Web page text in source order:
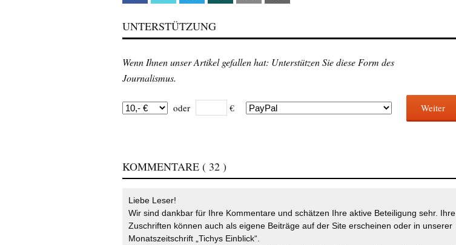
UNTERSTÜTZUNG
Wenn Ihnen unser Artikel gefallen hat: Unterstützen Sie diese Form des
Journalismus.
oder € Weiter
KOMMENTARE ( 32 )
Liebe Leser!
Wir sind dankbar für Ihre Kommentare und schätzen Ihre aktive Beteiligung sehr. Ihre
Zuschriften können auch als eigene Beiträge auf der Site erscheinen oder in unserer
Monatszeitschrift „Tichys Einblick“.